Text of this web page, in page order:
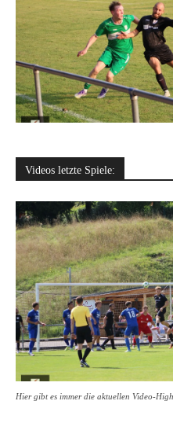
Videos letzte Spiele:
Hier gibt es immer die aktuellen Video-